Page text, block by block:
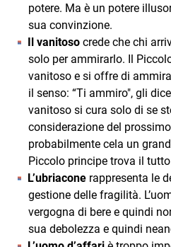
potere. Ma è un potere
sua convinzione.
Il vanitoso crede che chi
solo per ammirarlo. Il
vanitoso e si offre di
il senso: “Ti ammiro", gli
vanitoso si cura solo di se
considerazione del
probabilmente cela un
Piccolo principe trova il
L’ubriacone rappresenta le
gestione delle fragilità.
vergogna di bere e quindi
sua debolezza e quindi